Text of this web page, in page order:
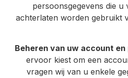
persoonsgegevens die
achterlaten worden gebruikt
Beheren van uw account
ervoor kiest om een
vragen wij van u enkele